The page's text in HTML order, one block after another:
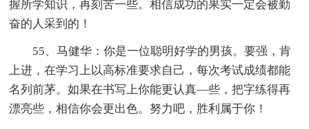
握所学知识，再刻苦一些。相信成功的果实一定会被勤
奋的人采到的！
55、马健华：你是一位聪明好学的男孩。要强，肯
上进，在学习上以高标准要求自己，每次考试成绩都能
名列前茅。如果在书写上你能更认真—些，把字练得再
漂亮些，相信你会更出色。努力吧，胜利属于你！